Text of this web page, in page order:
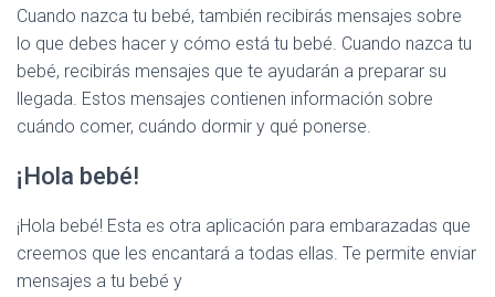
Cuando nazca tu bebé, también recibirás mensajes sobre
lo que debes hacer y cómo está tu bebé. Cuando nazca tu
bebé, recibirás mensajes que te ayudarán a preparar su
llegada. Estos mensajes contienen información sobre
cuándo comer, cuándo dormir y qué ponerse.
¡Hola bebé!
¡Hola bebé! Esta es otra aplicación para embarazadas que
creemos que les encantará a todas ellas. Te permite enviar
mensajes a tu bebé y